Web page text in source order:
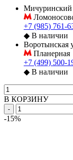
Мичуринский
+7 (985) 761-
◆ В наличии
Воротынская
Планерная
+7 (499) 500-
◆ В наличии
В КОРЗИНУ
-
-15%